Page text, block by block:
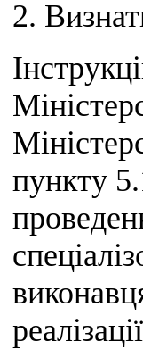
2.
пункту